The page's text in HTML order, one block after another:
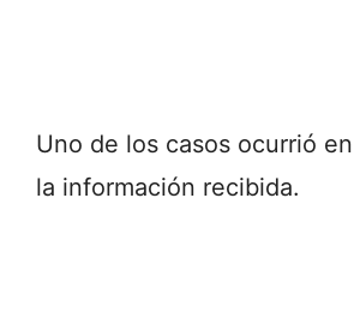
Uno de los casos ocurrió en
la información recibida.